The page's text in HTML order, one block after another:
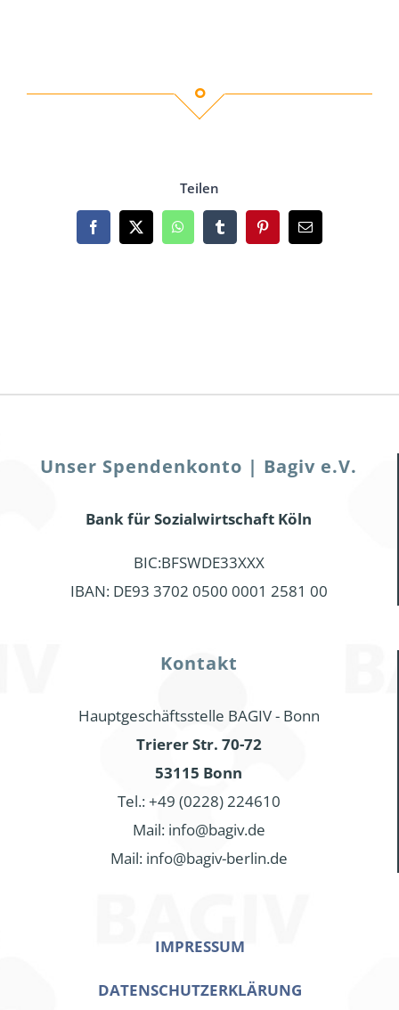
Teilen
Facebook
X WhatsAppTumblrPinterestEmail
Unser Spendenkonto | Bagiv e.V.
Bank für Sozialwirtschaft Köln
BIC:BFSWDE33XXX
IBAN: DE93 3702 0500 0001 2581 00
Kontakt
Hauptgeschäftsstelle BAGIV - Bonn
Trierer Str. 70-72
53115 Bonn
Tel.: +49 (0228) 224610
Mail: info@bagiv.de
Mail: info@bagiv-berlin.de
IMPRESSUM
DATENSCHUTZERKLÄRUNG